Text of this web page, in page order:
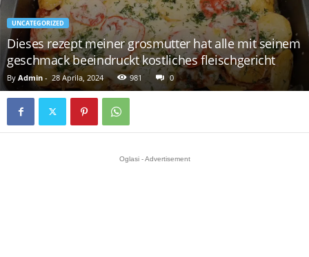
UNCATEGORIZED
Dieses rezept meiner grosmutter hat alle mit seinem
geschmack beeindruckt kostliches fleischgericht
By Admin - 28 Aprila, 2024 981 0
Oglasi - Advertisement